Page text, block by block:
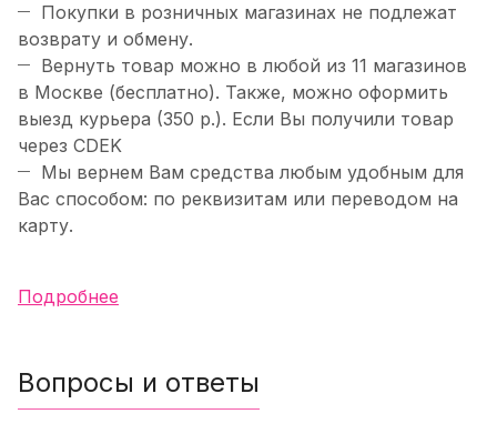
Покупки в розничных магазинах не подлежат
возврату и обмену.
Вернуть товар можно в любой из 11 магазинов
в Москве (бесплатно). Также, можно оформить
выезд курьера (350 р.). Если Вы получили товар
через CDEK
Мы вернем Вам средства любым удобным для
Вас способом: по реквизитам или переводом на
карту.
Подробнее
Вопросы и ответы